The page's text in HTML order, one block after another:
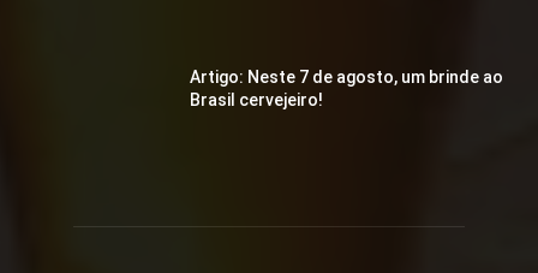
Artigo: Neste 7 de agosto, um brinde ao
Brasil cervejeiro!